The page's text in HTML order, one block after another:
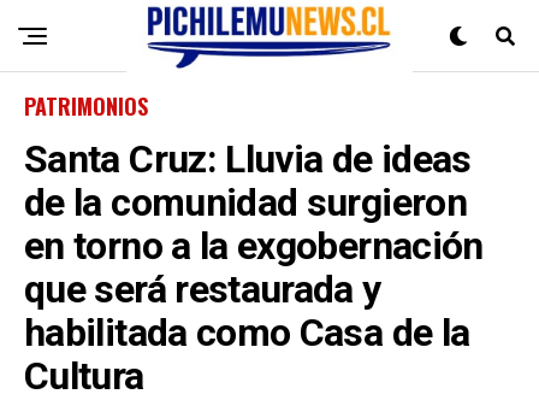
PATRIMONIOS
Santa Cruz: Lluvia de ideas
de la comunidad surgieron
en torno a la exgobernación
que será restaurada y
habilitada como Casa de la
Cultura